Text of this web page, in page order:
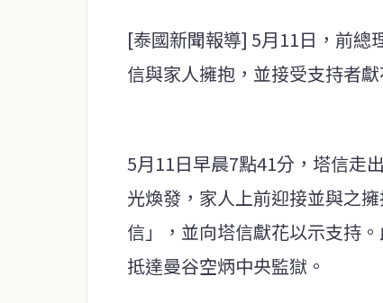
[泰國新聞報導] 5月11日，前總
信與家人擁抱，並接受支持者
5月11日早晨7點41分，塔信走
光煥發，家人上前迎接並與之
信」，並向塔信獻花以示支持
抵達曼谷空炳中央監獄。